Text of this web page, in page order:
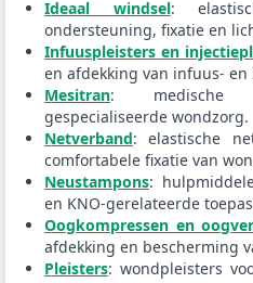
Ideaal windsel:
ondersteuning, fixatie en
Infuuspleisters en
en afdekking van infuus-
Mesitran: medische
gespecialiseerde wondzorg.
Netverband: elastische
comfortabele fixatie van
Neustampons:
en KNO-gerelateerde
Oogkompressen en
afdekking en bescherming
Pleisters: wondpleisters